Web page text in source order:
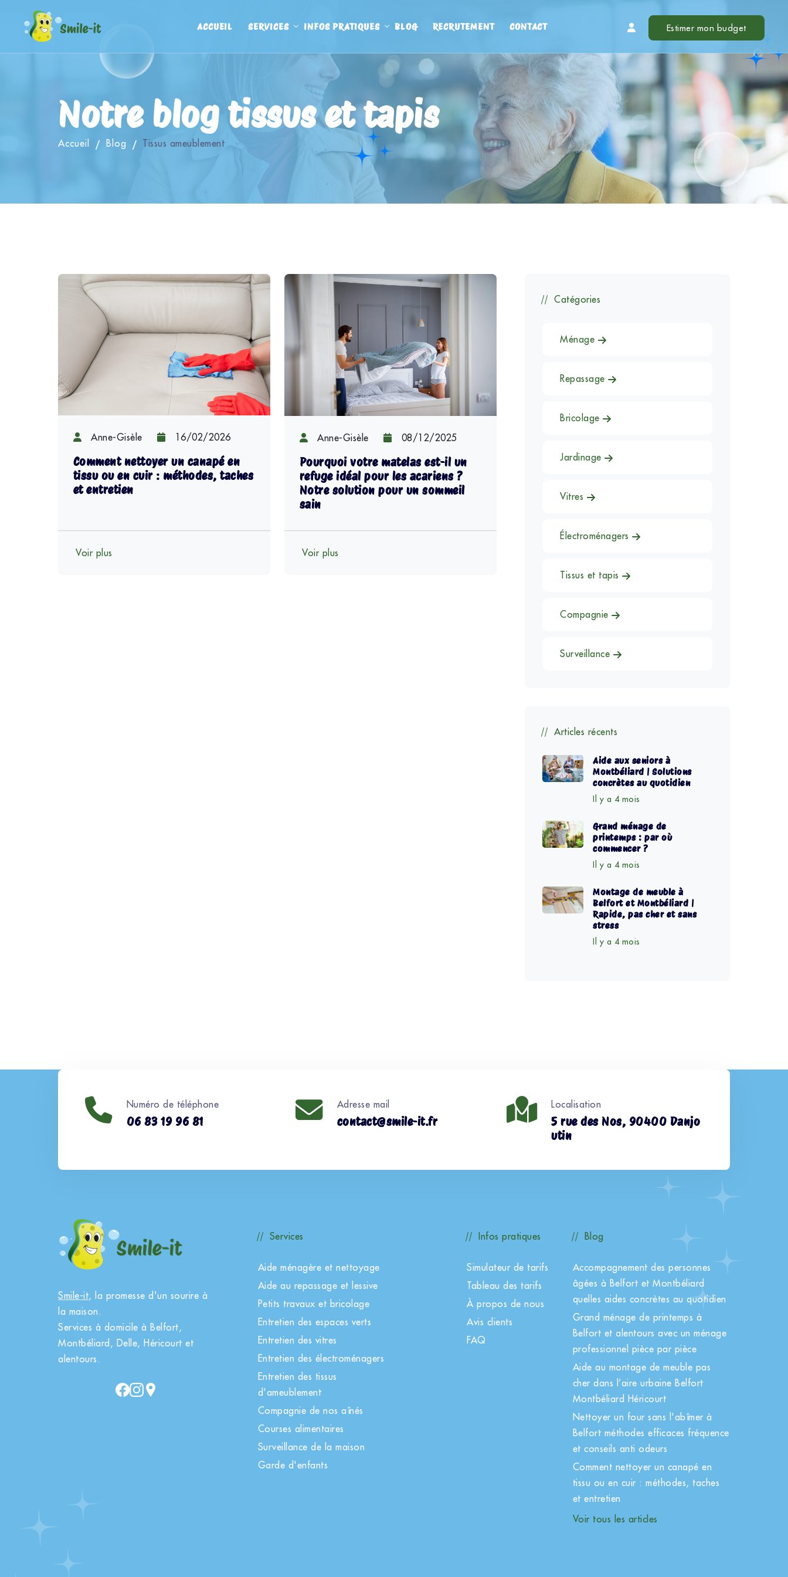
ACCUEIL SERVICES INFOS PRATIQUES BLOG RECRUTEMENT CONTACT Estimer mon budget
Notre blog tissus et tapis
Accueil Blog Tissus ameublement
Catégories
Ménage
Repassage
Bricolage
Jardinage
Vitres
Électroménagers
Tissus et tapis
Compagnie
Surveillance
Articles récents
Aide aux seniors à
Montbéliard | Solutions
concrètes au quotidien
Il y a 4 mois
Grand ménage de
printemps : par où
commencer ?
Il y a 4 mois
Montage de meuble à
Belfort et Montbéliard |
Rapide, pas cher et sans
stress
Il y a 4 mois
Anne-Gisèle 16/02/2026
Comment nettoyer un canapé en
tissu ou en cuir : méthodes, taches
et entretien
Voir plus
Anne-Gisèle 08/12/2025
Pourquoi votre matelas est-il un
refuge idéal pour les acariens ?
Notre solution pour un sommeil
sain
Voir plus
Numéro de téléphone
06 83 19 96 81
Adresse mail
contact@smile-it.fr
Localisation
5 rue des Nos, 90400 Danjo
utin
Smile-it, la promesse d'un sourire à
la maison.
Services à domicile à Belfort,
Montbéliard, Delle, Héricourt et
alentours.
Services
Aide ménagère et nettoyage
Aide au repassage et lessive
Petits travaux et bricolage
Entretien des espaces verts
Entretien des vitres
Entretien des électroménagers
Entretien des tissus
d'ameublement
Compagnie de nos aînés
Courses alimentaires
Surveillance de la maison
Garde d'enfants
Infos pratiques
Simulateur de tarifs
Tableau des tarifs
À propos de nous
Avis clients
FAQ
Blog
Accompagnement des personnes
âgées à Belfort et Montbéliard
quelles aides concrètes au quotidien
Grand ménage de printemps à
Belfort et alentours avec un ménage
professionnel pièce par pièce
Aide au montage de meuble pas
cher dans l’aire urbaine Belfort
Montbéliard Héricourt
Nettoyer un four sans l'abîmer à
Belfort méthodes efficaces fréquence
et conseils anti odeurs
Comment nettoyer un canapé en
tissu ou en cuir : méthodes, taches
et entretien
Voir tous les articles